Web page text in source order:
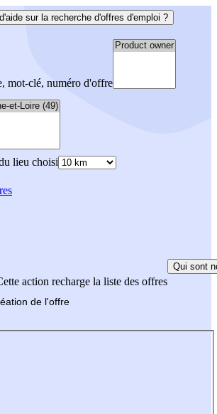
sur la recherche d'offres d'emploi ?
mot-clé, numéro d'offre
lieu choisi
action recharge la liste des offres
Qui sont
de l'offre